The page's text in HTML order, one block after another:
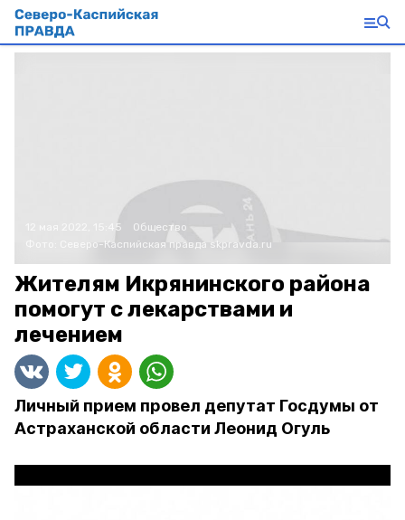
12 мая 2022, 15:45
Общество
Северо-Каспийская правда skpravda.ru
Жителям Икрянинского района
помогут с лекарствами и
лечением
Личный прием провел депутат Госдумы от
Астраханской области Леонид Огуль